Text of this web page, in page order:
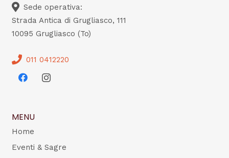
Sede operativa:
Strada Antica di Grugliasco, 111
10095 Grugliasco (To)
011 0412220
MENU
Home
Eventi & Sagre